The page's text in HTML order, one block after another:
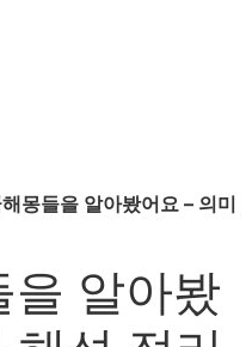
몽들을 알아봤어요 – 의미
을 알아봤